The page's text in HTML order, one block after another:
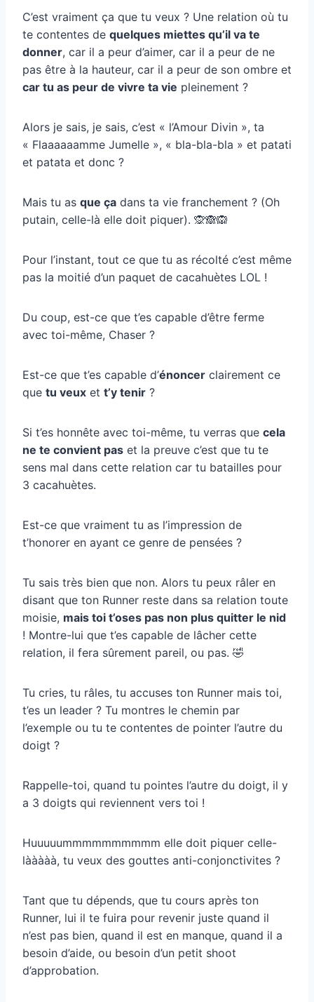
C’est vraiment ça que tu veux ? Une relation où tu
te contentes de quelques miettes qu’il va te
donner, car il a peur d’aimer, car il a peur de ne
pas être à la hauteur, car il a peur de son ombre et
car tu as peur de vivre ta vie pleinement ?
Alors je sais, je sais, c’est « l’Amour Divin », ta
« Flaaaaaamme Jumelle », « bla-bla-bla » et patati
et patata et donc ?
Mais tu as que ça dans ta vie franchement ? (Oh
putain, celle-là elle doit piquer). 🙊🙈🙉
Pour l’instant, tout ce que tu as récolté c’est même
pas la moitié d’un paquet de cacahuètes LOL !
Du coup, est-ce que t’es capable d’être ferme
avec toi-même, Chaser ?
Est-ce que t’es capable d’énoncer clairement ce
que tu veux et t’y tenir ?
Si t’es honnête avec toi-même, tu verras que cela
ne te convient pas et la preuve c’est que tu te
sens mal dans cette relation car tu batailles pour
3 cacahuètes.
Est-ce que vraiment tu as l’impression de
t’honorer en ayant ce genre de pensées ?
Tu sais très bien que non. Alors tu peux râler en
disant que ton Runner reste dans sa relation toute
moisie, mais toi t’oses pas non plus quitter le nid
! Montre-lui que t’es capable de lâcher cette
relation, il fera sûrement pareil, ou pas. 🤣
Tu cries, tu râles, tu accuses ton Runner mais toi,
t’es un leader ? Tu montres le chemin par
l’exemple ou tu te contentes de pointer l’autre du
doigt ?
Rappelle-toi, quand tu pointes l’autre du doigt, il y
a 3 doigts qui reviennent vers toi !
Huuuuummmmmmmmmm elle doit piquer celle-
lààààà, tu veux des gouttes anti-conjonctivites ?
Tant que tu dépends, que tu cours après ton
Runner, lui il te fuira pour revenir juste quand il
n’est pas bien, quand il est en manque, quand il a
besoin d’aide, ou besoin d’un petit shoot
d’approbation.